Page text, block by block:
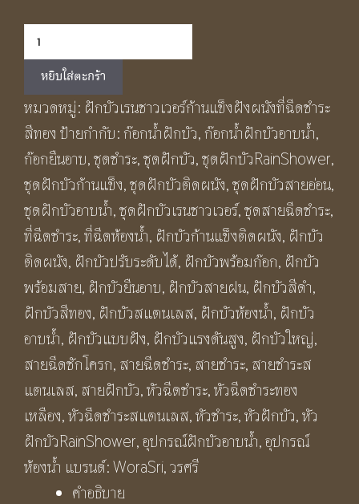
฿11,990.00.฿7,990.00.
จำนวน
ชุด
เรน
ชาว
เวอร์
พร้อม
ฝักบัว
ก๊อก
ปล่อย
น้ำลง
อ่าง
สี
เงิน
เงา
BF356S
HELIOS
Wall
Shower
หยิบใส่ตะกร้า
หมวดหมู่: ฝักบัวเรนชาวเวอร์ก้านแข็งฝังผนังที่ฉีดชำระ
สีทอง ป้ายกำกับ:ก๊อกน้ำฝักบัว,ก๊อกน้ำฝักบัวอาบน้ำ,
ก๊อกยืนอาบ,ชุดชําระ,ชุดฝักบัว,ชุดฝักบัวRainShower,
ชุดฝักบัวก้านแข็ง,ชุดฝักบัวติดผนัง,ชุดฝักบัวสายอ่อน,
ชุดฝักบัวอาบน้ำ,ชุดฝักบัวเรนชาวเวอร์,ชุดสายฉีดชําระ,
ที่ฉีดชําระ,ที่ฉีดห้องน้ำ, ฝักบัวก้านแข็งติดผนัง, ฝักบัว
ติดผนัง, ฝักบัวปรับระดับได้, ฝักบัวพร้อมก๊อก, ฝักบัว
พร้อมสาย, ฝักบัวยืนอาบ, ฝักบัวสายฝน, ฝักบัวสีดำ,
ฝักบัวสีทอง, ฝักบัวสแตนเลส, ฝักบัวห้องน้ำ, ฝักบัว
อาบน้ำ, ฝักบัวแบบฝัง, ฝักบัวแรงดันสูง, ฝักบัวใหญ่,
สายฉีดชักโครก, สายฉีดชำระ, สายชำระ, สายชำระส
แตนเลส, สายฝักบัว,หัวฉีดชำระ,หัวฉีดชำระทอง
เหลือง,หัวฉีดชำระสแตนเลส,หัวชำระ,หัวฝักบัว,หัว
ฝักบัวRainShower,อุปกรณ์ฝักบัวอาบน้ำ,อุปกรณ์
ห้องน้ำ แบรนด์:WoraSri,วรศรี
คำอธิบาย